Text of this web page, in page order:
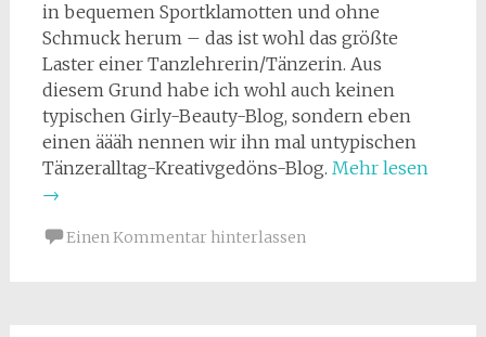
in bequemen Sportklamotten und ohne
Schmuck herum – das ist wohl das größte
Laster einer Tanzlehrerin/Tänzerin. Aus
diesem Grund habe ich wohl auch keinen
typischen Girly-Beauty-Blog, sondern eben
einen äääh nennen wir ihn mal untypischen
Tänzeralltag-Kreativgedöns-Blog. Mehr lesen
→
Einen Kommentar hinterlassen